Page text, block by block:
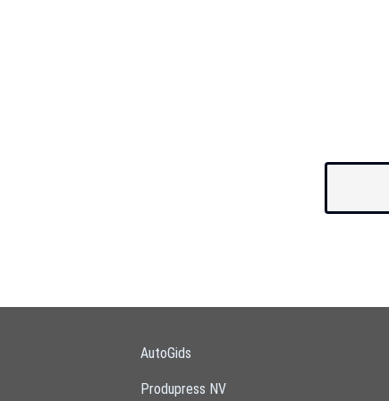
AutoGids
Produpress NV